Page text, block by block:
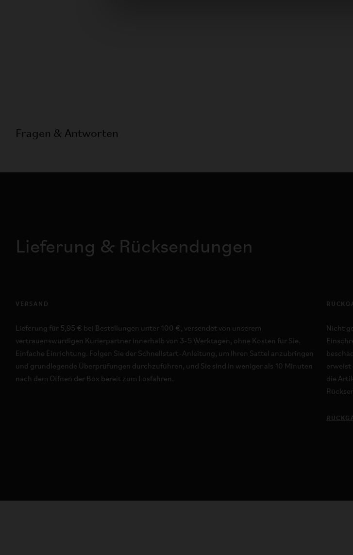
Fragen & Antworten
Lieferung & Rücksendungen
VERSAND
Lieferung für 5,95 € bei Bestellungen unter 100 €, versendet von unserem
vertrauenswürdigen Kurierpartner innerhalb von 3-5 Werktagen, ohne Kosten für Sie.
Einfache Einrichtung. Folgen Sie der Schnellstart-Anleitung, um Ihren Sattel anzubringen
und grundlegende Überprüfungen durchzuführen, und Sie sind in weniger als 10 Minuten
nach dem Öffnen der Box bereit zum Losfahren.
Nicht
erweist
die